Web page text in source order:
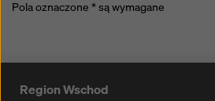
Pola oznaczone * są wymagane
Region Wschod